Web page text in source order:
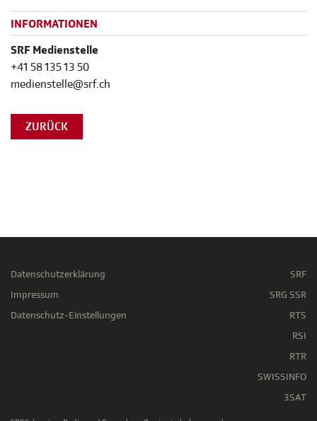
INFORMATIONEN
SRF Medienstelle
+41 58 135 13 50
medienstelle@srf.ch
ZURÜCK
Datenschutzerklärung
Impressum
Datenschutz-Einstellungen
SRF
SRG SSR
RTS
RSI
RTR
SWISSINFO
3SAT